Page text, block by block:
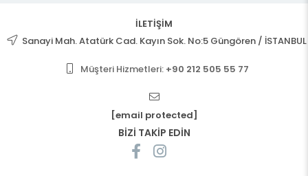
İLETİŞİM
Sanayi Mah. Atatürk Cad. Kayın Sok. No:5 Güngören / İSTANBUL
Müşteri Hizmetleri: +90 212 505 55 77
[email protected]
BİZİ TAKİP EDİN